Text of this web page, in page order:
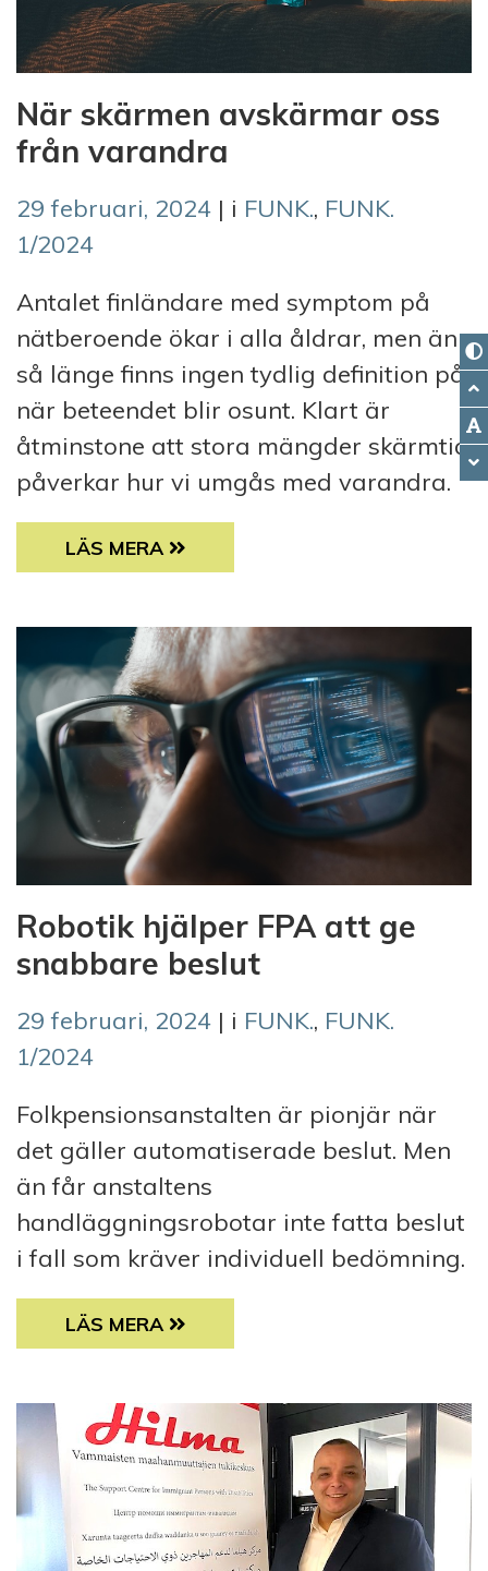
När skärmen avskärmar oss
från varandra
29 februari, 2024 | i FUNK., FUNK.
1/2024
Antalet finländare med symptom på
nätberoende ökar i alla åldrar, men än
så länge finns ingen tydlig definition på
när beteendet blir osunt. Klart är
åtminstone att stora mängder skärmtid
påverkar hur vi umgås med varandra.
NÄR SKÄRMEN AVSKÄRMAR OSS FRÅN
LÄS MERA
Robotik hjälper FPA att ge
snabbare beslut
29 februari, 2024 | i FUNK., FUNK.
1/2024
Folkpensionsanstalten är pionjär när
det gäller automatiserade beslut. Men
än får anstaltens
handläggningsrobotar inte fatta beslut
i fall som kräver individuell bedömning.
ROBOTIK HJÄLPER FPA ATT GE SNABBARE
LÄS MERA